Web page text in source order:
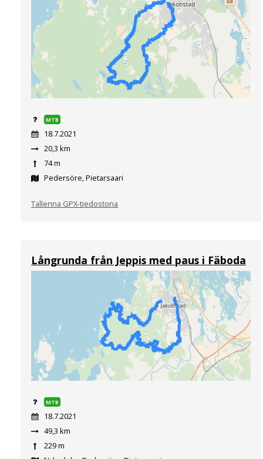
MTB
18.7.2021
20,3 km
74 m
Pedersöre, Pietarsaari
Tallenna GPX-tiedostona
Långrunda från Jeppis med paus i Fäboda
MTB
18.7.2021
49,3 km
229 m